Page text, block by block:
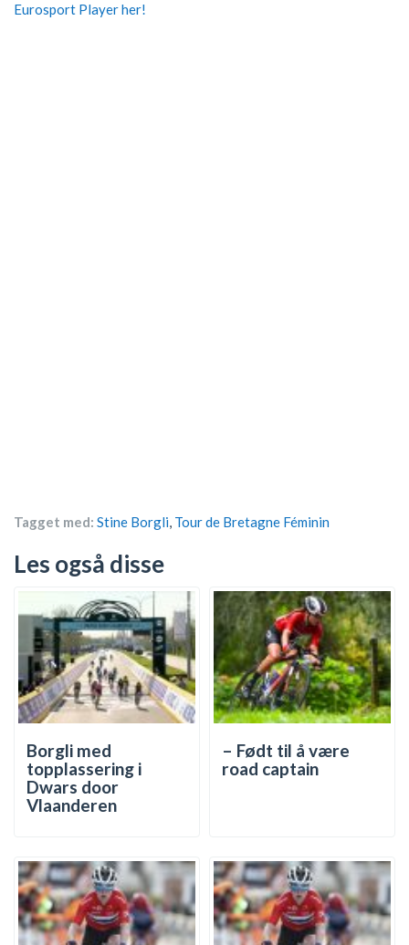
Eurosport Player her!
Tagget med: Stine Borgli, Tour de Bretagne Féminin
Les også disse
Borgli med
topplassering i
Dwars door
Vlaanderen
– Født til å være
road captain